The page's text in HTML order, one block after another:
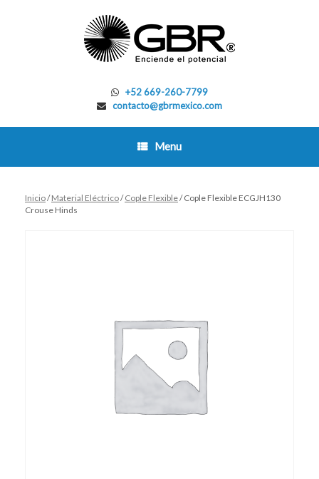
+52 669-260-7799
contacto@gbrmexico.com
Menu
Inicio/Material Eléctrico/Cople Flexible/ Cople Flexible ECGJH130
Crouse Hinds